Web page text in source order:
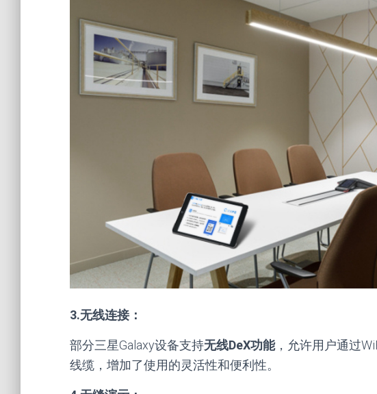
3.无线连接：
部分三星Galaxy设备支持无线DeX功能，允许用户通过
线缆，增加了使用的灵活性和便利性。